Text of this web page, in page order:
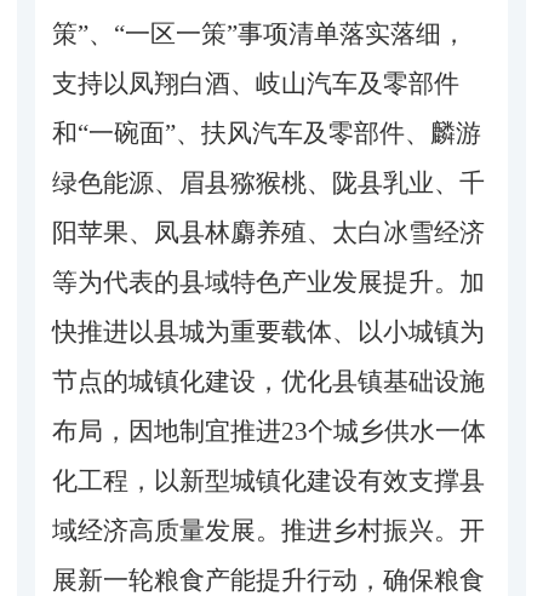
策”、“一区一策”事项清单落实落细，
支持以凤翔白酒、岐山汽车及零部件
和“一碗面”、扶风汽车及零部件、麟游
绿色能源、眉县猕猴桃、陇县乳业、千
阳苹果、凤县林麝养殖、太白冰雪经济
等为代表的县域特色产业发展提升。加
快推进以县城为重要载体、以小城镇为
节点的城镇化建设，优化县镇基础设施
布局，因地制宜推进23个城乡供水一体
化工程，以新型城镇化建设有效支撑县
域经济高质量发展。推进乡村振兴。开
展新一轮粮食产能提升行动，确保粮食